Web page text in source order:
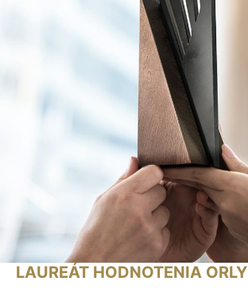
LAUREÁT HODNOTENIA ORLY